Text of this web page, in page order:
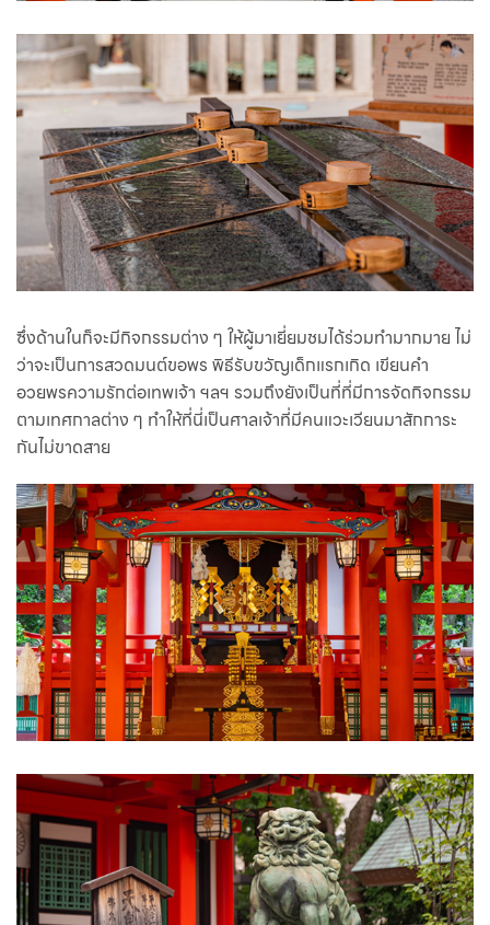
ซึ่งด้านในก็จะมีกิจกรรมต่าง ๆ ให้ผู้มาเยี่ยมชมได้ร่วมทำมากมาย ไม่
ว่าจะเป็นการสวดมนต์ขอพร พิธีรับขวัญเด็กแรกเกิด เขียนคำ
อวยพรความรักต่อเทพเจ้า ฯลฯ รวมถึงยังเป็นที่ที่มีการจัดกิจกรรม
ตามเทศกาลต่าง ๆ ทำให้ที่นี่เป็นศาลเจ้าที่มีคนแวะเวียนมาสักการะ
กันไม่ขาดสาย